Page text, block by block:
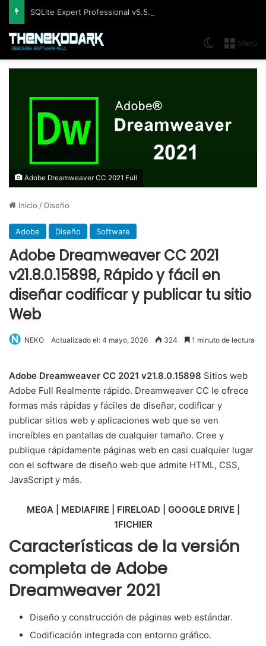
Menú
Switch skin
Adobe Dreamweaver CC 2021 Full
Inicio / Diseño
Adobe Diseño Software
Adobe Dreamweaver CC 2021
v21.8.0.15898, Rápido y fácil en
diseñar codificar y publicar tu sitio
Web
NEKO Actualizado el: 4 mayo, 2026 324 1 minuto de lectura
Adobe Dreamweaver CC 2021 v21.8.0.15898 Sitios web
Adobe Full Realmente rápido. Dreamweaver CC le ofrece
formas más rápidas y fáciles de diseñar, codificar y
publicar sitios web y aplicaciones web que se ven
increíbles en pantallas de cualquier tamaño. Cree y
publique rápidamente páginas web en casi cualquier lugar
con el software de diseño web que admite HTML, CSS,
JavaScript y más.
MEGA | MEDIAFIRE | FIRELOAD | GOOGLE DRIVE |
1FICHIER
Características de la versión
completa de Adobe
Dreamweaver 2021
Diseño y construcción de páginas web estándar.
Codificación integrada con entorno gráfico.